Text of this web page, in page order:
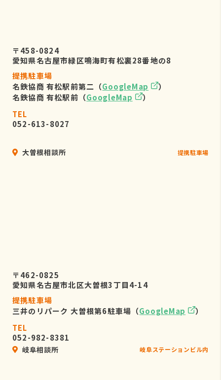
〒458-0824
愛知県名古屋市緑区鳴海町有松裏28番地の8
提携駐車場
名鉄協商 有松駅前第二（GoogleMap
）
名鉄協商 有松駅前（GoogleMap
）
TEL
052-613-8027
大曽根相談所 提携駐車場
〒462-0825
愛知県名古屋市北区大曽根3丁目4-14
提携駐車場
三井のリパーク 大曽根第6駐車場（GoogleMap
）
TEL
052-982-8381
岐阜相談所 岐阜ステーションビル内